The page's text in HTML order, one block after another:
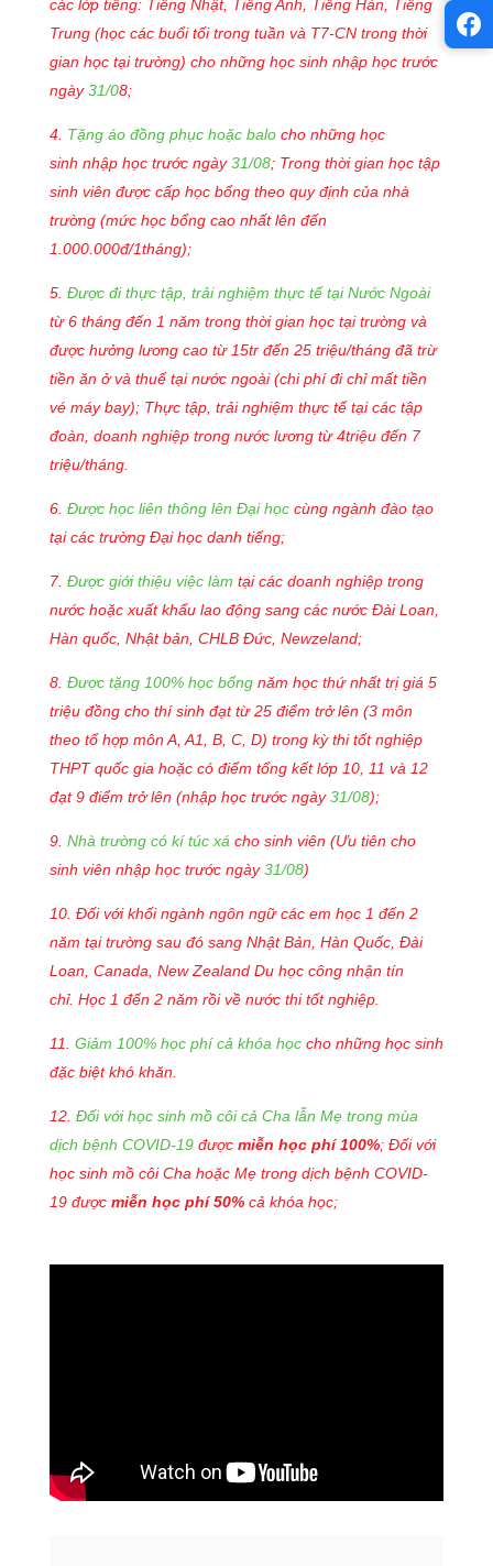
các lớp tiếng: Tiếng Nhật, Tiếng Anh, Tiếng Hàn, Tiếng
Trung (học các buổi tối trong tuần và T7-CN trong thời
gian học tại trường) cho những học sinh nhập học trước
ngày 31/08;
4. Tặng áo đồng phục hoặc balo cho những học
sinh nhập học trước ngày 31/08; Trong thời gian học tập
sinh viên được cấp học bổng theo quy định của nhà
trường (mức học bổng cao nhất lên đến
1.000.000đ/1tháng);
5. Được đi thực tập, trải nghiệm thực tế tại Nước Ngoài
từ 6 tháng đến 1 năm trong thời gian học tại trường và
được hưởng lương cao từ 15tr đến 25 triệu/tháng đã trừ
tiền ăn ở và thuế tại nước ngoài (chi phí đi chỉ mất tiền
vé máy bay); Thực tập, trải nghiệm thực tế tại các tập
đoàn, doanh nghiệp trong nước lương từ 4triệu đến 7
triệu/tháng.
6. Được học liên thông lên Đại học cùng ngành đào tạo
tại các trường Đại học danh tiếng;
7. Được giới thiệu việc làm tại các doanh nghiệp trong
nước hoặc xuất khẩu lao động sang các nước Đài Loan,
Hàn quốc, Nhật bản, CHLB Đức, Newzeland;
8. Được tặng 100% học bổng năm học thứ nhất trị giá 5
triệu đồng cho thí sinh đạt từ 25 điểm trở lên (3 môn
theo tổ hợp môn A, A1, B, C, D) trong kỳ thi tốt nghiệp
THPT quốc gia hoặc có điểm tổng kết lớp 10, 11 và 12
đạt 9 điểm trở lên (nhập học trước ngày 31/08);
9. Nhà trường có kí túc xá cho sinh viên (Ưu tiên cho
sinh viên nhập học trước ngày 31/08)
10. Đối với khối ngành ngôn ngữ các em học 1 đến 2
năm tại trường sau đó sang Nhật Bản, Hàn Quốc, Đài
Loan, Canada, New Zealand Du học công nhận tín
chỉ. Học 1 đến 2 năm rồi về nước thi tốt nghiệp.
11. Giảm 100% học phí cả khóa học cho những học sinh
đặc biệt khó khăn.
12. Đối với học sinh mồ côi cả Cha lẫn Mẹ trong mùa
dịch bệnh COVID-19 được miễn học phí 100%; Đối với
học sinh mồ côi Cha hoặc Mẹ trong dịch bệnh COVID-
19 được miễn học phí 50% cả khóa học;